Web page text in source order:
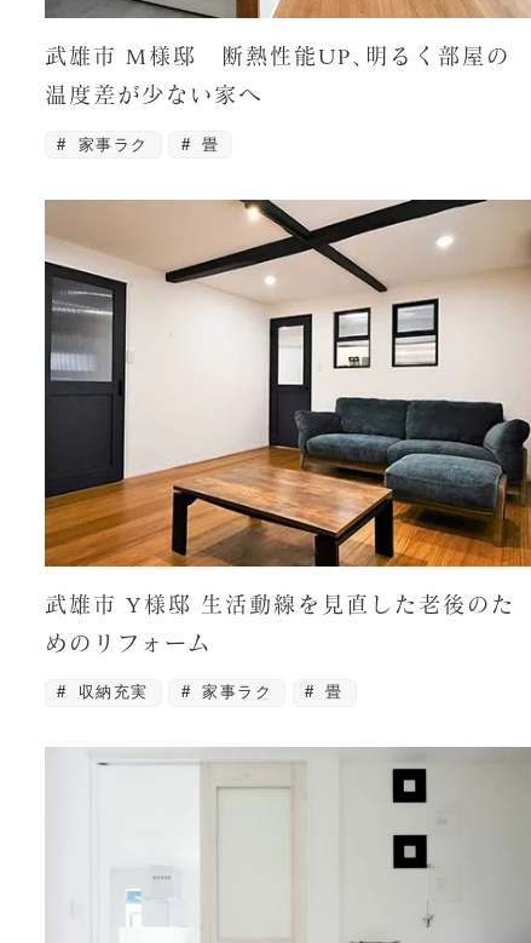
武雄市 M様邸 断熱性能UP､明るく部屋の
温度差が少ない家へ
家事ラク 畳
武雄市 Y様邸 生活動線を見直した老後のた
めのリフォーム
収納充実 家事ラク 畳